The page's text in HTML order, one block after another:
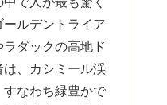
ルデントライア
ダックの高地ド
、カシミール渓
なわち緑豊かで